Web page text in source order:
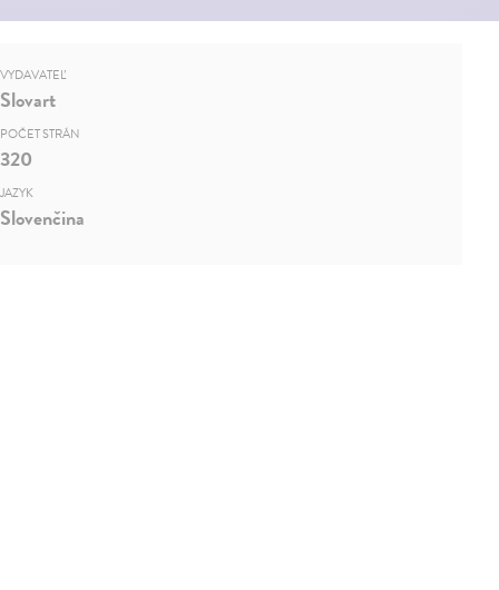
VYDAVATEĽ
Slovart
POČET STRÁN
320
JAZYK
Slovenčina